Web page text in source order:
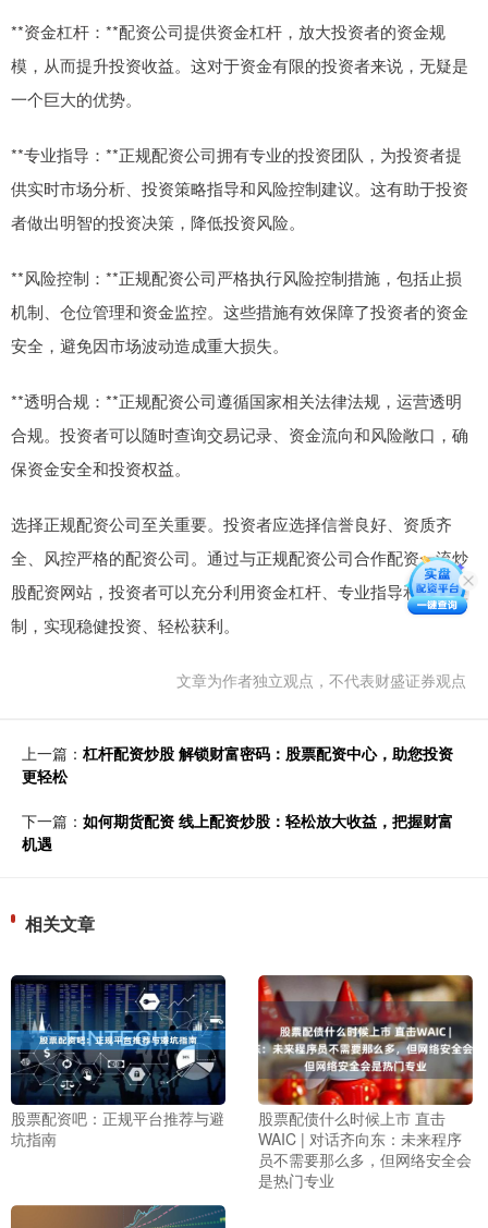
**资金杠杆：**配资公司提供资金杠杆，放大投资者的资金规
模，从而提升投资收益。这对于资金有限的投资者来说，无疑是
一个巨大的优势。
**专业指导：**正规配资公司拥有专业的投资团队，为投资者提
供实时市场分析、投资策略指导和风险控制建议。这有助于投资
者做出明智的投资决策，降低投资风险。
**风险控制：**正规配资公司严格执行风险控制措施，包括止损
机制、仓位管理和资金监控。这些措施有效保障了投资者的资金
安全，避免因市场波动造成重大损失。
**透明合规：**正规配资公司遵循国家相关法律法规，运营透明
合规。投资者可以随时查询交易记录、资金流向和风险敞口，确
保资金安全和投资权益。
选择正规配资公司至关重要。投资者应选择信誉良好、资质齐
全、风控严格的配资公司。通过与正规配资公司合作配资一流炒
股配资网站，投资者可以充分利用资金杠杆、专业指导和风险控
制，实现稳健投资、轻松获利。
文章为作者独立观点，不代表财盛证券观点
上一篇： 杠杆配资炒股 解锁财富密码：股票配资中心，助您投资
更轻松
下一篇： 如何期货配资 线上配资炒股：轻松放大收益，把握财富
机遇
相关文章
股票配资吧：正规平台推荐与避
坑指南
股票配债什么时候上市 直击
WAIC | 对话齐向东：未来程序
员不需要那么多，但网络安全会
是热门专业